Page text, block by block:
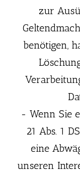
zur
benötigen,
- Wenn Sie
21 Abs. 1
eine
unseren